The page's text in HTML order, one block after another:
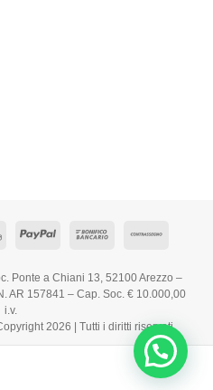
Ponte a Chiani 13, 52100 Arezzo –
AR 157841 – Cap. Soc. € 10.000,00
i.v.
2026 | Tutti i diritti riservati.